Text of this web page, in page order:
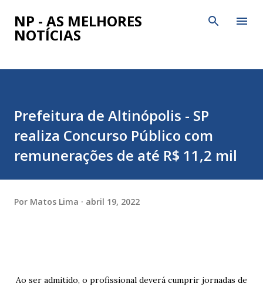
Pular para o conteúdo principal
NP - AS MELHORES
NOTÍCIAS
Prefeitura de Altinópolis - SP
realiza Concurso Público com
remunerações de até R$ 11,2 mil
Por Matos Lima abril 19, 2022
Ao ser admitido, o profissional deverá cumprir jornadas de